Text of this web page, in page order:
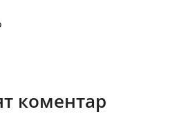
коментар